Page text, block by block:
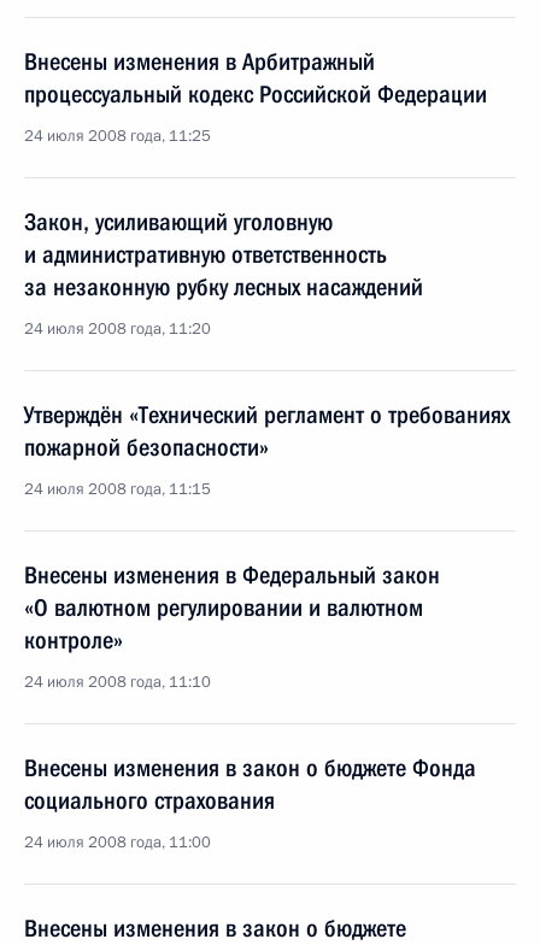
Внесены изменения в Арбитражный
процессуальный кодекс Российской Федерации
24 июля 2008 года, 11:25
Закон, усиливающий уголовную
и административную ответственность
за незаконную рубку лесных насаждений
24 июля 2008 года, 11:20
Утверждён «Технический регламент о требованиях
пожарной безопасности»
24 июля 2008 года, 11:15
Внесены изменения в Федеральный закон
«О валютном регулировании и валютном
контроле»
24 июля 2008 года, 11:10
Внесены изменения в закон о бюджете Фонда
социального страхования
24 июля 2008 года, 11:00
Внесены изменения в закон о бюджете